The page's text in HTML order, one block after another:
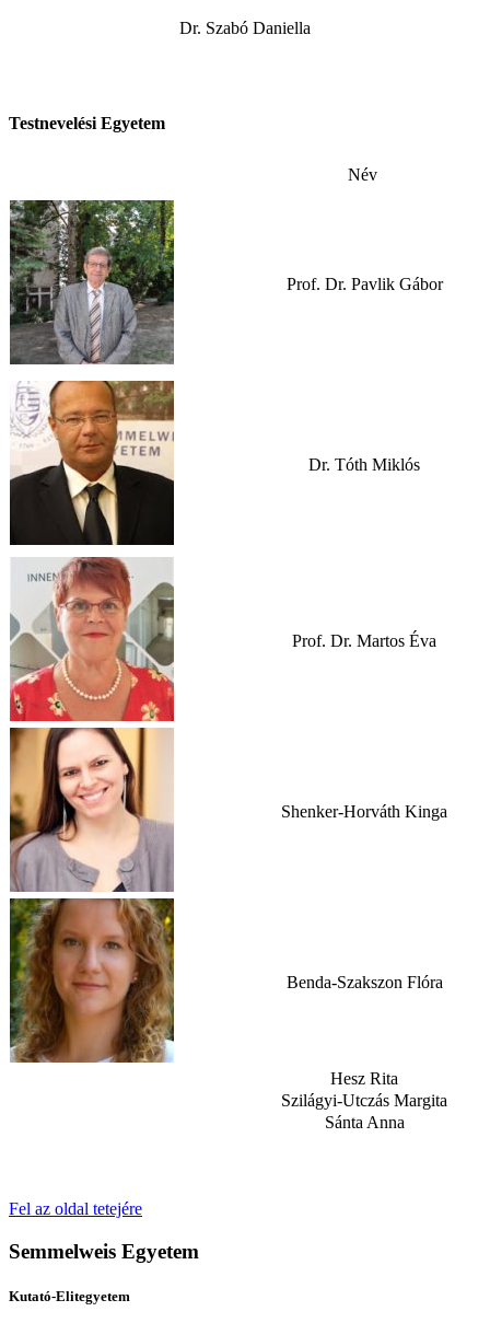
Dr. Szabó Daniella
Testnevelési Egyetem
Név
Prof. Dr. Pavlik Gábor
Dr. Tóth Miklós
Prof. Dr. Martos Éva
Shenker-Horváth Kinga
Benda-Szakszon Flóra
Hesz Rita
Szilágyi-Utczás Margita
Sánta Anna
Fel az oldal tetejére
Semmelweis Egyetem
Kutató-Elitegyetem